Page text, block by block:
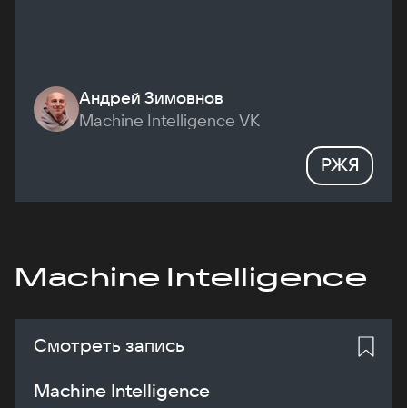
Андрей Зимовнов
Machine Intelligence VK
РЖЯ
Machine Intelligence
Смотреть запись
Machine Intelligence